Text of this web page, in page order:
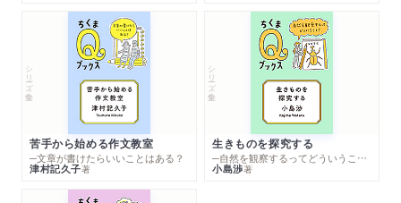
シリーズ・全集
苦手から始める作文教室
─文章が書けたらいいことはある？
津村記久子著
シリーズ・全集
生きものを探究する
─自然を観察するってどういうこと？
小島渉著